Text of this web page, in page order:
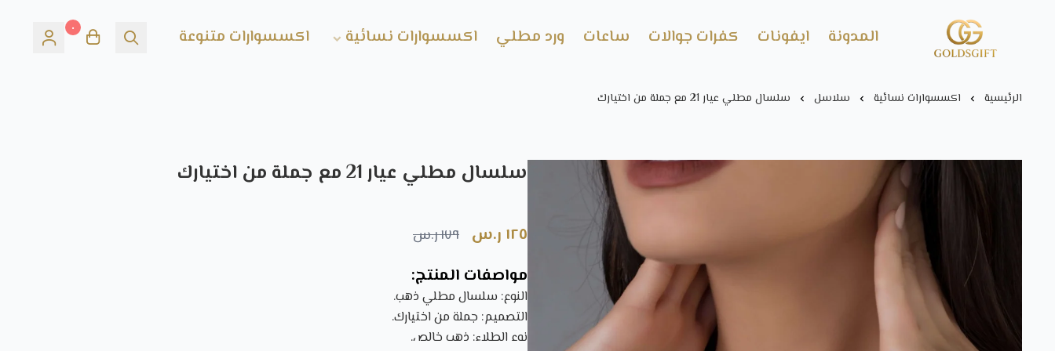
Gold's GIFT المدونة ايفونات كفرات جوالات ساعات ورد مطلي اكسسوارات نسائية اكسسوارات متنوعة ٠
الرئيسية اكسسوارات نسائية سلاسل سلسال مطلي عيار 21 مع جملة من اختيارك
سلسال مطلي عيار 21 مع جملة من اختيارك
١٢٥ ر.س ١٧٩ ر.س
مواصفات المنتج:
النوع: سلسال مطلي ذهب.
التصميم: جملة من اختيارك.
نوع الطلاء: ذهب خالص.